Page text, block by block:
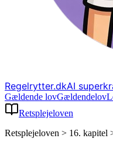
Regelrytter.dkAI
Gældende lovGældendelov
Retsplejeloven
Retsplejeloven > 16. kapitel